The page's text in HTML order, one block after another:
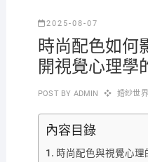
2025-08-07
時尚配色如何
開視覺心理學
POST BY ADMIN 婚紗世界
內容目錄
時尚配色與視覺心理